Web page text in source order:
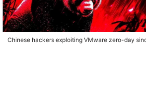
Chinese hackers exploiting VMware zero-day